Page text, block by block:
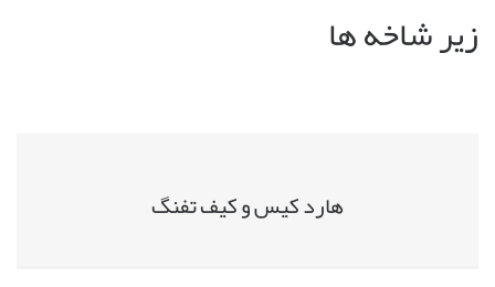
زیر شاخه ها
هارد کیس و کیف تفنگ